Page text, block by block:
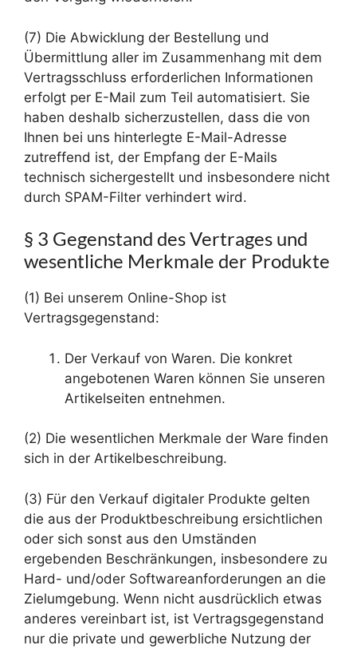
(7) Die Abwicklung der Bestellung und
Übermittlung aller im Zusammenhang mit dem
Vertragsschluss erforderlichen Informationen
erfolgt per E-Mail zum Teil automatisiert. Sie
haben deshalb sicherzustellen, dass die von
Ihnen bei uns hinterlegte E-Mail-Adresse
zutreffend ist, der Empfang der E-Mails
technisch sichergestellt und insbesondere nicht
durch SPAM-Filter verhindert wird.
§ 3 Gegenstand des Vertrages und
wesentliche Merkmale der Produkte
(1) Bei unserem Online-Shop ist
Vertragsgegenstand:
Der Verkauf von Waren. Die konkret
angebotenen Waren können Sie unseren
Artikelseiten entnehmen.
(2) Die wesentlichen Merkmale der Ware finden
sich in der Artikelbeschreibung.
(3) Für den Verkauf digitaler Produkte gelten
die aus der Produktbeschreibung ersichtlichen
oder sich sonst aus den Umständen
ergebenden Beschränkungen, insbesondere zu
Hard- und/oder Softwareanforderungen an die
Zielumgebung. Wenn nicht ausdrücklich etwas
anderes vereinbart ist, ist Vertragsgegenstand
nur die private und gewerbliche Nutzung der